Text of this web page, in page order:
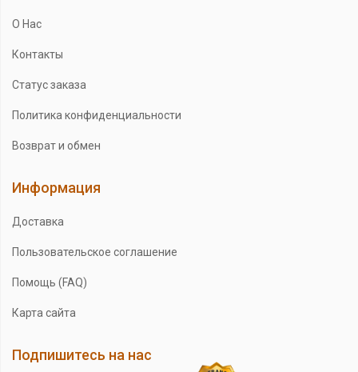
О Нас
Контакты
Статус заказа
Политика конфиденциальности
Возврат и обмен
Информация
Доставка
Пользовательское соглашение
Помощь (FAQ)
Карта сайта
Подпишитесь на нас